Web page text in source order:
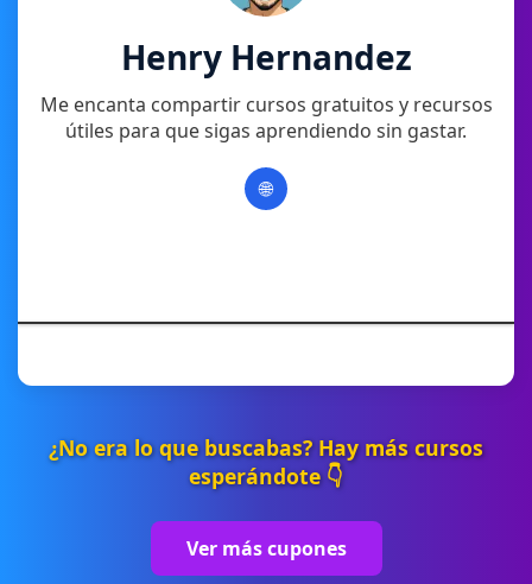
Henry Hernandez
Me encanta compartir cursos gratuitos y recursos
útiles para que sigas aprendiendo sin gastar.
🌐
¿No era lo que buscabas? Hay más cursos
esperándote 👇
Ver más cupones